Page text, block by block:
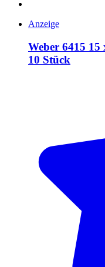
Anzeige
Weber 6415
10 Stück